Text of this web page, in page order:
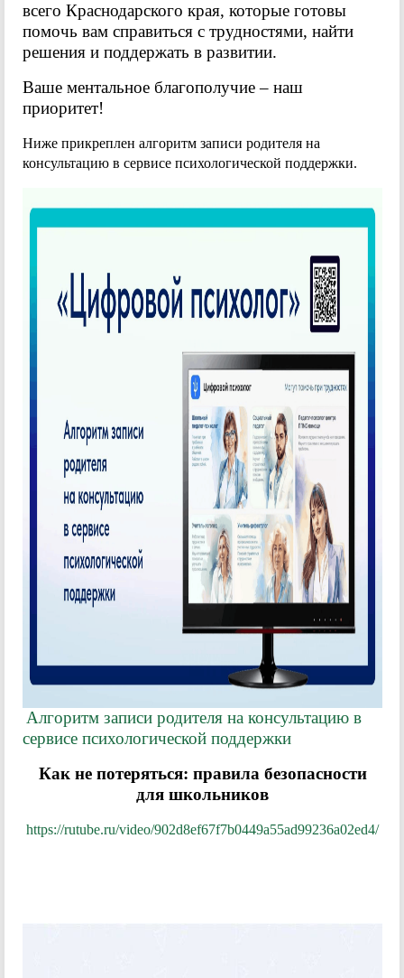
всего Краснодарского края, которые готовы
помочь вам справиться с трудностями, найти
решения и поддержать в развитии.
Ваше ментальное благополучие – наш
приоритет!
Ниже прикреплен алгоритм записи родителя на
консультацию в сервисе психологической поддержки.
Алгоритм записи родителя на консультацию в
сервисе психологической поддержки
Как не потеряться: правила безопасности
для школьников
https://rutube.ru/video/902d8ef67f7b0449a55ad99236a02ed4/